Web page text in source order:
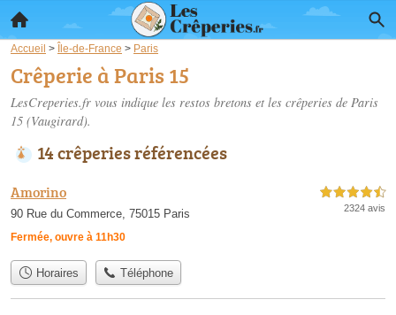
Accueil > Île-de-France > Paris
Crêperie à Paris 15
LesCreperies.fr vous indique les restos bretons et les crêperies de Paris
15 (Vaugirard).
14 crêperies référencées
Amorino
90 Rue du Commerce, 75015 Paris
Fermée, ouvre à 11h30
4,5 étoiles sur 5
2324 avis
Horaires Téléphone